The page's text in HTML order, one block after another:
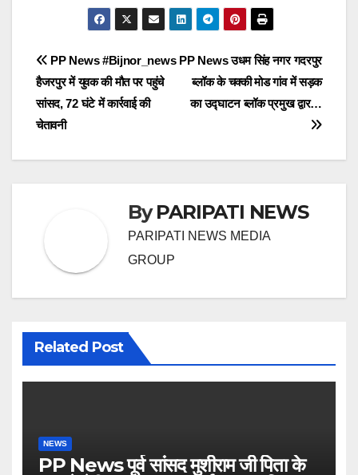
Post
navigation
PP News उधम सिंह नगर गदरपुर
ब्लॉक के चक्की मोड गांव में सड़क
का उद्घाटन ब्लॉक प्रमुख द्वार…
PP News #Bijnor_news
हैजरपुर में युवक की मौत पर पहुंचे
सांसद, 72 घंटे में कार्रवाई की
चेतावनी
ByPARIPATI NEWS
PARIPATI NEWS MEDIA
GROUP
Related Post
NEWS
PP News पूर्व सांसद मुशीराम जी पिता के